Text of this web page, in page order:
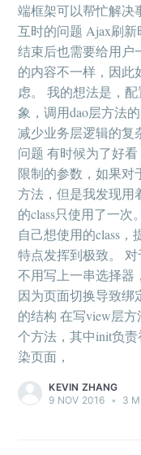
端框架可以帮忙解决
互时的问题 Ajax刷
结束后也需要给用户
的内容不一样，因此
虑。 我的想法是，
象，调用dao层方法
减少业务层逻辑的复
问题 有时候为了好
限制的参数，如果对
方法，但是我发现用
的class只使用了一
自己想使用的class
特点发挥到极致。
不用写上一串选择器
因为页面切换导致绑
的结构 在写view层
个方法，其中init负
染页面，
KEVIN ZHANG
9 NOV 2016 • 3